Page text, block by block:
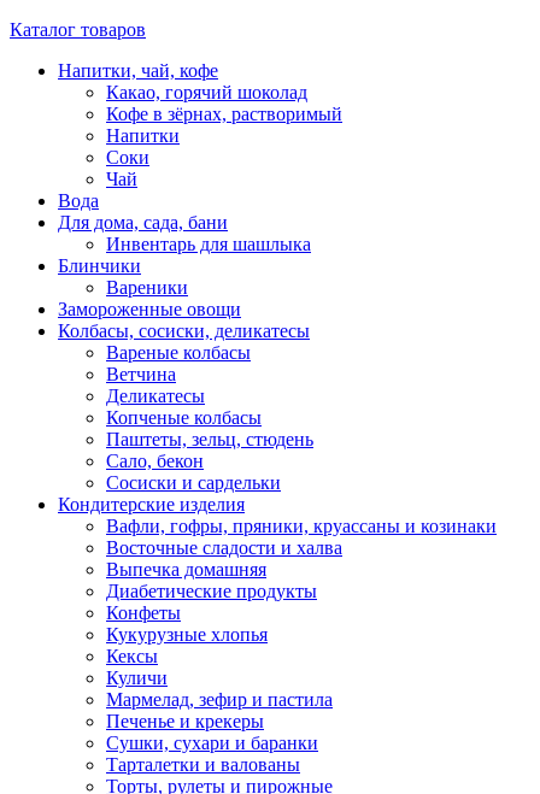
Каталог товаров
Напитки, чай, кофе
Какао, горячий шоколад
Кофе в зёрнах, растворимый
Напитки
Соки
Чай
Вода
Для дома, сада, бани
Инвентарь для шашлыка
Блинчики
Вареники
Замороженные овощи
Колбасы, сосиски, деликатесы
Вареные колбасы
Ветчина
Деликатесы
Копченые колбасы
Паштеты, зельц, стюдень
Сало, бекон
Сосиски и сардельки
Кондитерские изделия
Вафли, гофры, пряники, круассаны и козинаки
Восточные сладости и халва
Выпечка домашняя
Диабетические продукты
Конфеты
Кукурузные хлопья
Кексы
Куличи
Мармелад, зефир и пастила
Печенье и крекеры
Сушки, сухари и баранки
Тарталетки и валованы
Торты, рулеты и пирожные